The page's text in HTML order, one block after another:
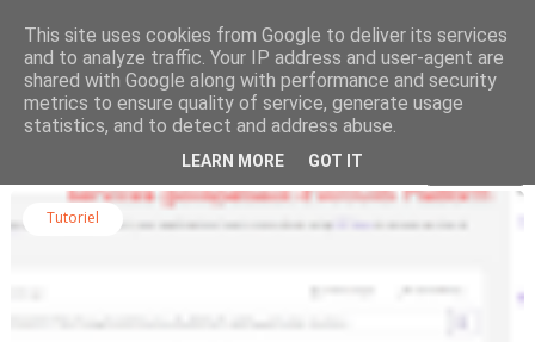
Rechercher dans le blog
Tutoriel
This site uses cookies from Google to deliver its services
and to analyze traffic. Your IP address and user-agent are
shared with Google along with performance and security
metrics to ensure quality of service, generate usage
statistics, and to detect and address abuse.
LEARN MORE GOT IT